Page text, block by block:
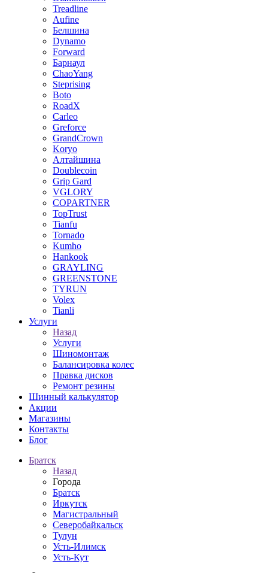
Treadline
Aufine
Белшина
Dynamo
Forward
Барнаул
ChaoYang
Steprising
Boto
RoadX
Carleo
Greforce
GrandCrown
Koryo
Алтайшина
Doublecoin
Grip Gard
VGLORY
COPARTNER
TopTrust
Tianfu
Tornado
Kumho
Hankook
GRAYLING
GREENSTONE
TYRUN
Volex
Tianli
Услуги
Назад
Услуги
Шиномонтаж
Балансировка колес
Правка дисков
Ремонт резины
Шинный калькулятор
Акции
Магазины
Контакты
Блог
Братск
Назад
Города
Братск
Иркутск
Магистральный
Северобайкальск
Тулун
Усть-Илимск
Усть-Кут